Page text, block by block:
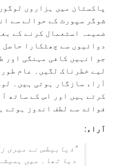
شوگر سپورٹ کے حوالے سے
ضمیمہ استعمال کرنے کے
دوائیوں سے چھٹکارا
جو انہیں کافی مہنگی اور
لیے خطرناک لگیں۔ عام
کرتے ہیں اور اس کے ساتھ
فوائد سے لطف اندوز ہوتے
آراء:
"ذیابیطس نے میری
دیا تھا۔ میں